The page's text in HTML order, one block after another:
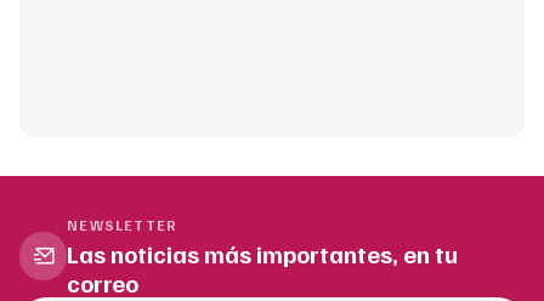
NEWSLETTER
Las noticias más importantes, en tu
correo